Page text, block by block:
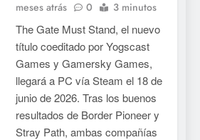
meses atrás
0 3 minutos
The Gate Must Stand, el nuevo
título coeditado por Yogscast
Games y Gamersky Games,
llegará a PC vía Steam el 18 de
junio de 2026. Tras los buenos
resultados de Border Pioneer y
Stray Path, ambas compañías